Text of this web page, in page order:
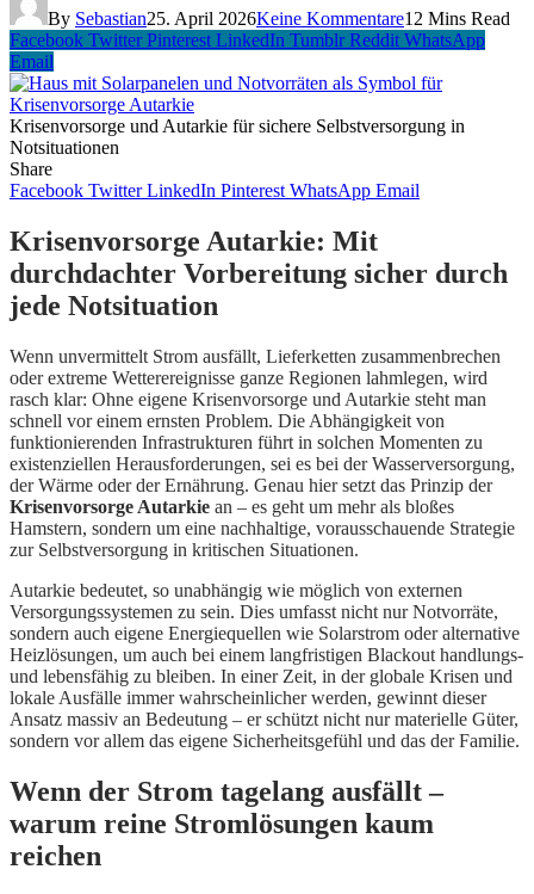
By Sebastian25. April 2026Keine Kommentare12 Mins Read
Facebook Twitter Pinterest LinkedIn Tumblr Reddit WhatsApp
Email
Krisenvorsorge und Autarkie für sichere Selbstversorgung in
Notsituationen
Share
Facebook Twitter LinkedIn Pinterest WhatsApp Email
Krisenvorsorge Autarkie: Mit
durchdachter Vorbereitung sicher durch
jede Notsituation
Wenn unvermittelt Strom ausfällt, Lieferketten zusammenbrechen
oder extreme Wetterereignisse ganze Regionen lahmlegen, wird
rasch klar: Ohne eigene Krisenvorsorge und Autarkie steht man
schnell vor einem ernsten Problem. Die Abhängigkeit von
funktionierenden Infrastrukturen führt in solchen Momenten zu
existenziellen Herausforderungen, sei es bei der Wasserversorgung,
der Wärme oder der Ernährung. Genau hier setzt das Prinzip der
Krisenvorsorge Autarkie an – es geht um mehr als bloßes
Hamstern, sondern um eine nachhaltige, vorausschauende Strategie
zur Selbstversor­gung in kritischen Situationen.
Autarkie bedeutet, so unabhängig wie möglich von externen
Versorgungssystemen zu sein. Dies umfasst nicht nur Notvorräte,
sondern auch eigene Energiequellen wie Solarstrom oder alternative
Heizlösungen, um auch bei einem langfristigen Blackout handlungs-
und lebensfähig zu bleiben. In einer Zeit, in der globale Krisen und
lokale Ausfälle immer wahrscheinlicher werden, gewinnt dieser
Ansatz massiv an Bedeutung – er schützt nicht nur materielle Güter,
sondern vor allem das eigene Sicherheitsgefühl und das der Familie.
Wenn der Strom tagelang ausfällt –
warum reine Stromlösungen kaum
reichen